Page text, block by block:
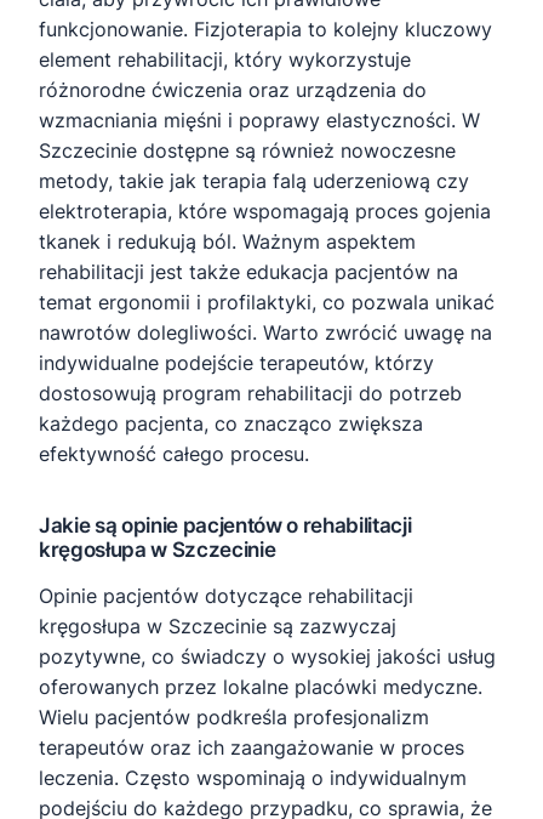
funkcjonowanie. Fizjoterapia to kolejny kluczowy
element rehabilitacji, który wykorzystuje
różnorodne ćwiczenia oraz urządzenia do
wzmacniania mięśni i poprawy elastyczności. W
Szczecinie dostępne są również nowoczesne
metody, takie jak terapia falą uderzeniową czy
elektroterapia, które wspomagają proces gojenia
tkanek i redukują ból. Ważnym aspektem
rehabilitacji jest także edukacja pacjentów na
temat ergonomii i profilaktyki, co pozwala unikać
nawrotów dolegliwości. Warto zwrócić uwagę na
indywidualne podejście terapeutów, którzy
dostosowują program rehabilitacji do potrzeb
każdego pacjenta, co znacząco zwiększa
efektywność całego procesu.
Jakie są opinie pacjentów o rehabilitacji
kręgosłupa w Szczecinie
Opinie pacjentów dotyczące rehabilitacji
kręgosłupa w Szczecinie są zazwyczaj
pozytywne, co świadczy o wysokiej jakości usług
oferowanych przez lokalne placówki medyczne.
Wielu pacjentów podkreśla profesjonalizm
terapeutów oraz ich zaangażowanie w proces
leczenia. Często wspominają o indywidualnym
podejściu do każdego przypadku, co sprawia, że